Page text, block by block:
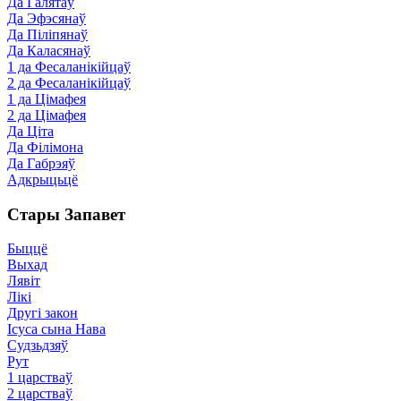
Да Эфэсянаў
Да Піліпянаў
Да Каласянаў
1 да Фесаланікійцаў
2 да Фесаланікійцаў
1 да Цімафея
2 да Цімафея
Да Ціта
Да Філімона
Да Габрэяў
Адкрыцьцё
Стары Запавет
Быццё
Выхад
Лявіт
Лікі
Другі закон
Ісуса сына Нава
Судзьдзяў
Рут
1 царстваў
2 царстваў